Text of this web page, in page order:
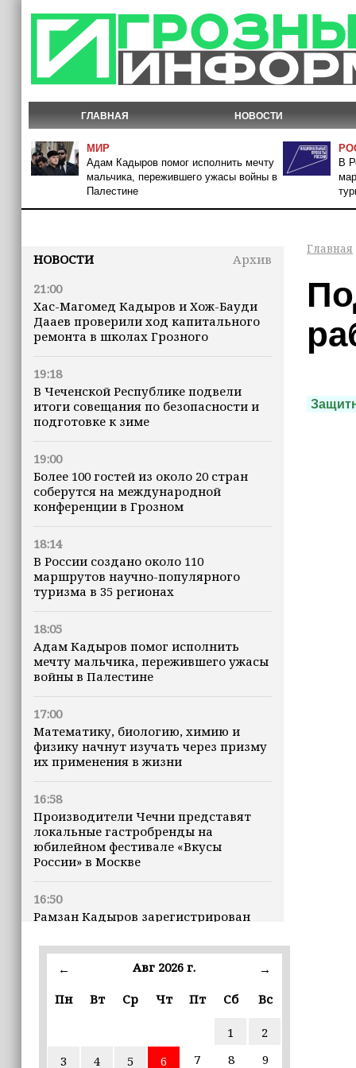
ГЛАВНАЯ НОВОСТИ
МИР
Адам Кадыров помог исполнить мечту
мальчика, пережившего ужасы войны в
Палестине
В
НОВОСТИ
Архив
21:00
Хас-Магомед Кадыров и Хож-Бауди
Дааев проверили ход капитального
ремонта в школах Грозного
19:18
В Чеченской Республике подвели
итоги совещания по безопасности и
подготовке к зиме
19:00
Более 100 гостей из около 20 стран
соберутся на международной
конференции в Грозном
18:14
В России создано около 110
маршрутов научно-популярного
туризма в 35 регионах
18:05
Адам Кадыров помог исполнить
мечту мальчика, пережившего ужасы
войны в Палестине
17:00
Математику, биологию, химию и
физику начнут изучать через призму
их применения в жизни
16:58
Производители Чечни представят
локальные гастробренды на
юбилейном фестивале «Вкусы
России» в Москве
16:50
Рамзан Кадыров зарегистрирован
16:47
землетрясения, рассказала
16:12
← Авг 2026 г.
→
Пн
Вт Ср Чт Пт Сб Вс
1
2
3
4 5 6 7 8
9
Главная